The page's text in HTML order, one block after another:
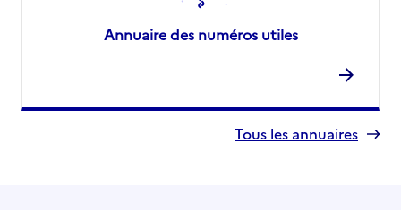
Annuaire des numéros utiles
Tous les annuaires